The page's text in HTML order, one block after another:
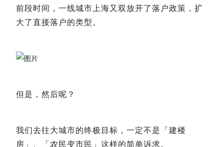
前段时间，一线城市上海又双放开了落户政策，扩
大了直接落户的类型。
但是，然后呢？
我们去往大城市的终极目标，一定不是「建楼
房」、「农民变市民」这样的简单诉求。